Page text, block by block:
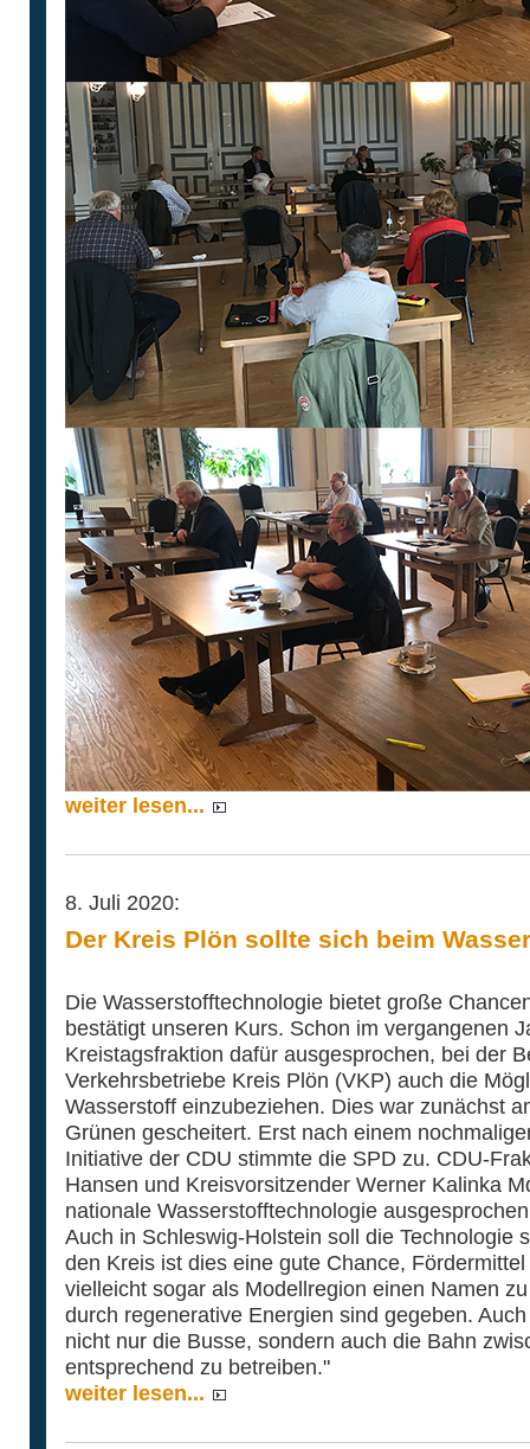
weiter lesen...
8. Juli 2020:
Der Kreis Plön sollte sich beim
Die Wasserstofftechnologie bietet große
bestätigt unseren Kurs. Schon im vergangenen
Kreistagsfraktion dafür ausgesprochen, bei der
Verkehrsbetriebe Kreis Plön (VKP) auch die
Wasserstoff einzubeziehen. Dies war zunächst
Grünen gescheitert. Erst nach einem
Initiative der CDU stimmte die SPD zu. CDU-
Hansen und Kreisvorsitzender Werner Kalinka
nationale Wasserstofftechnologie
Auch in Schleswig-Holstein soll die Technologie
den Kreis ist dies eine gute Chance,
vielleicht sogar als Modellregion einen Namen
durch regenerative Energien sind gegeben.
nicht nur die Busse, sondern auch die Bahn
entsprechend zu betreiben."
weiter lesen...